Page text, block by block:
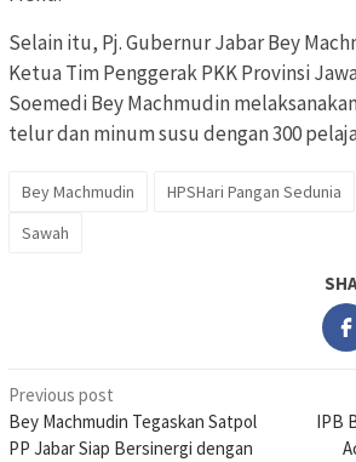
Selain itu, Pj. Gubernur Jabar Bey
Ketua Tim Penggerak PKK Provinsi
Soemedi Bey Machmudin
telur dan minum susu dengan 300
Bey Machmudin HPSHari Pangan Sedunia
Sawah
Post
navigation
Previous post
Bey Machmudin Tegaskan Satpol
PP Jabar Siap Bersinergi dengan
IPB